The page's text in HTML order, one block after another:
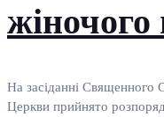
На засіданні Священного
Церкви прийнято